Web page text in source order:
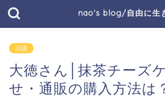
nao's blog/自由に生
話題
大徳さん│抹茶チーズ
せ・通販の購入方法は